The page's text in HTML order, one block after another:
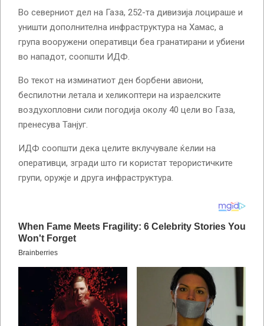
Во северниот дел на Газа, 252-та дивизија лоцираше и
уништи дополнителна инфраструктура на Хамас, а
група вооружени оперативци беа гранатирани и убиени
во нападот, соопшти ИДФ.
Во текот на изминатиот ден борбени авиони,
беспилотни летала и хеликоптери на израелските
воздухопловни сили погодија околу 40 цели во Газа,
пренесува Танјуг.
ИДФ соопшти дека целите вклучувале ќелии на
оперативци, згради што ги користат терористичките
групи, оружје и друга инфраструктура.